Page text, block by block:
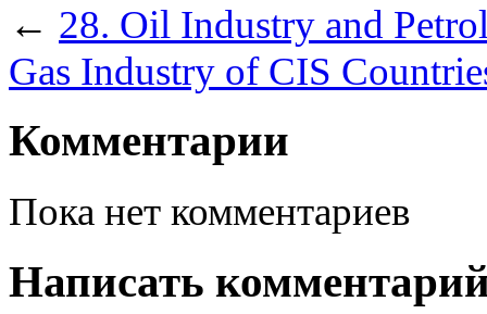
← 28. Oil Industry and
Gas Industry of CIS
Комментарии
Пока нет комментариев
Написать